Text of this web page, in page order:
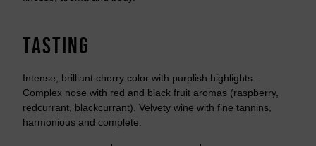
TASTING
Intense, brilliant cherry color with purplish highlights.
Complex nose with red and black fruit aromas (raspberry,
redcurrant, blackcurrant). Velvety wine with fine tannins,
harmonious and complete.